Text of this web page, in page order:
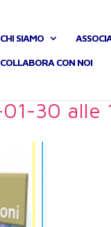
CHI SIAMO
COLLABORA CON NOI
30 alle